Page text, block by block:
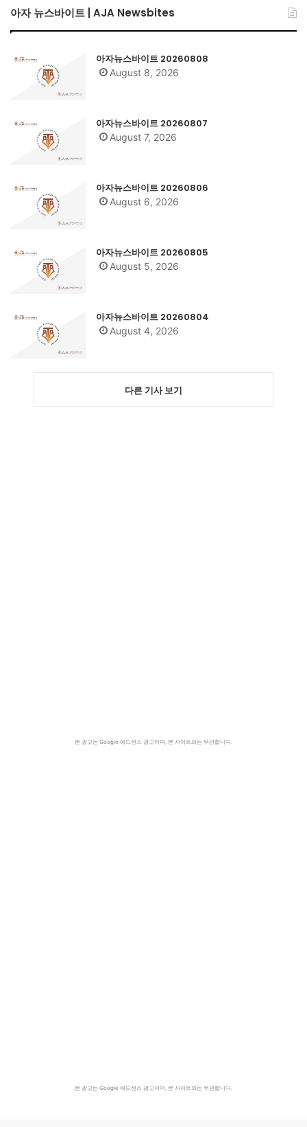
아자 뉴스바이트 | AJA Newsbites
아자뉴스바이트 20260808
August 8, 2026
아자뉴스바이트 20260807
August 7, 2026
아자뉴스바이트 20260806
August 6, 2026
아자뉴스바이트 20260805
August 5, 2026
아자뉴스바이트 20260804
August 4, 2026
다른 기사 보기
본 광고는 Google 애드센스 광고이며, 본 사이트와는 무관합니다.
본 광고는 Google 애드센스 광고이며, 본 사이트와는 무관합니다.